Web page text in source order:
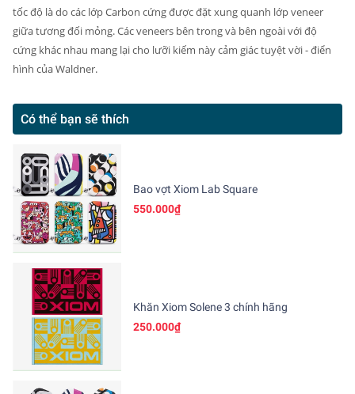
tốc độ là do các lớp Carbon cứng được đặt xung quanh lớp veneer
giữa tương đối mỏng.Các veneers bên trong và bên ngoài với độ
cứng khác nhau mang lại cho lưỡi kiếm này cảm giác tuyệt vời - điển
hình của Waldner.
Có thể bạn sẽ thích
Bao vợt Xiom Lab Square
550.000₫
Khăn Xiom Solene 3 chính hãng
250.000₫